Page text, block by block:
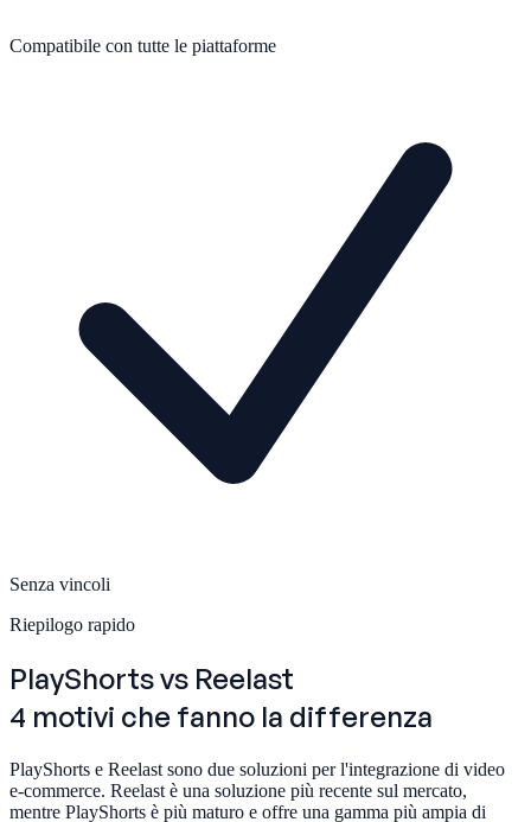
Compatibile con tutte le piattaforme
Senza vincoli
Riepilogo rapido
PlayShortsvs Reelast
4 motivi che fanno la differenza
PlayShorts e Reelast sono due soluzioni per l'integrazione di video
e-commerce. Reelast è una soluzione più recente sul mercato,
mentre PlayShorts è più maturo e offre una gamma più ampia di